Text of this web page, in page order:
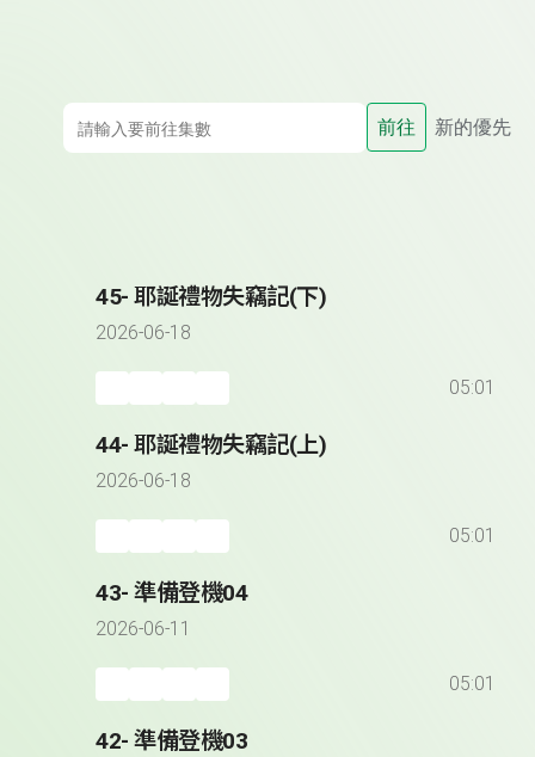
前往 新的優先
45- 耶誕禮物失竊記(下)
2026-06-18
05:01
44- 耶誕禮物失竊記(上)
2026-06-18
05:01
43- 準備登機04
2026-06-11
05:01
42- 準備登機03